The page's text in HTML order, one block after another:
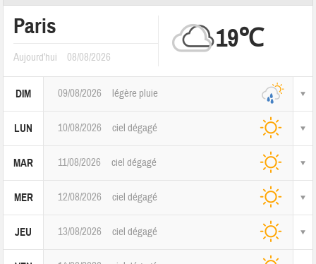
Paris
Aujourd'hui 08/08/2026
19℃
DIM 09/08/2026 légère pluie
LUN 10/08/2026 ciel dégagé
MAR 11/08/2026 ciel dégagé
MER 12/08/2026 ciel dégagé
JEU 13/08/2026 ciel dégagé